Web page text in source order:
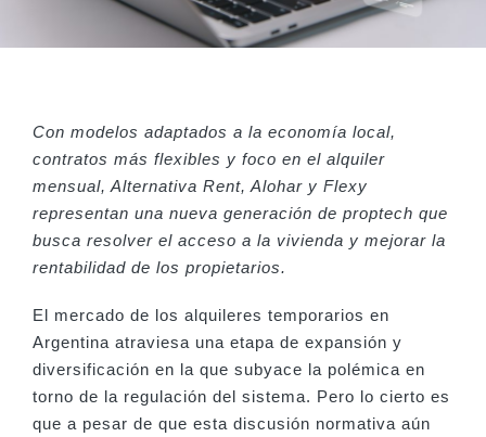
Con modelos adaptados a la economía local,
contratos más flexibles y foco en el alquiler
mensual, Alternativa Rent, Alohar y Flexy
representan una nueva generación de proptech que
busca resolver el acceso a la vivienda y mejorar la
rentabilidad de los propietarios.
El mercado de los alquileres temporarios en
Argentina atraviesa una etapa de expansión y
diversificación en la que subyace la polémica en
torno de la regulación del sistema. Pero lo cierto es
que a pesar de que esta discusión normativa aún